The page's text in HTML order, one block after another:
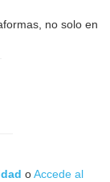
no solo en
oAccede al